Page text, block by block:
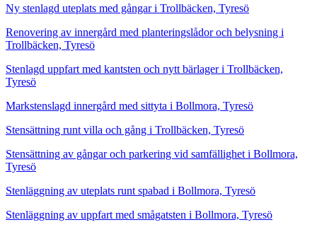
Ny stenlagd uteplats med gångar i Trollbäcken, Tyresö
Renovering av innergård med planteringslådor och belysning i
Trollbäcken, Tyresö
Stenlagd uppfart med kantsten och nytt bärlager i Trollbäcken,
Tyresö
Markstenslagd innergård med sittyta i Bollmora, Tyresö
Stensättning runt villa och gång i Trollbäcken, Tyresö
Stensättning av gångar och parkering vid samfällighet i Bollmora,
Tyresö
Stenläggning av uteplats runt spabad i Bollmora, Tyresö
Stenläggning av uppfart med smågatsten i Bollmora, Tyresö